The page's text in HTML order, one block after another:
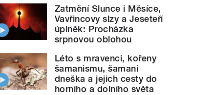
Zatmění Slunce i Měsíce,
Vavřincovy slzy a Jeseteří
úplněk: Procházka
srpnovou oblohou
Léto s mravenci, kořeny
šamanismu, šamani
dneška a jejich cesty do
horního a dolního světa